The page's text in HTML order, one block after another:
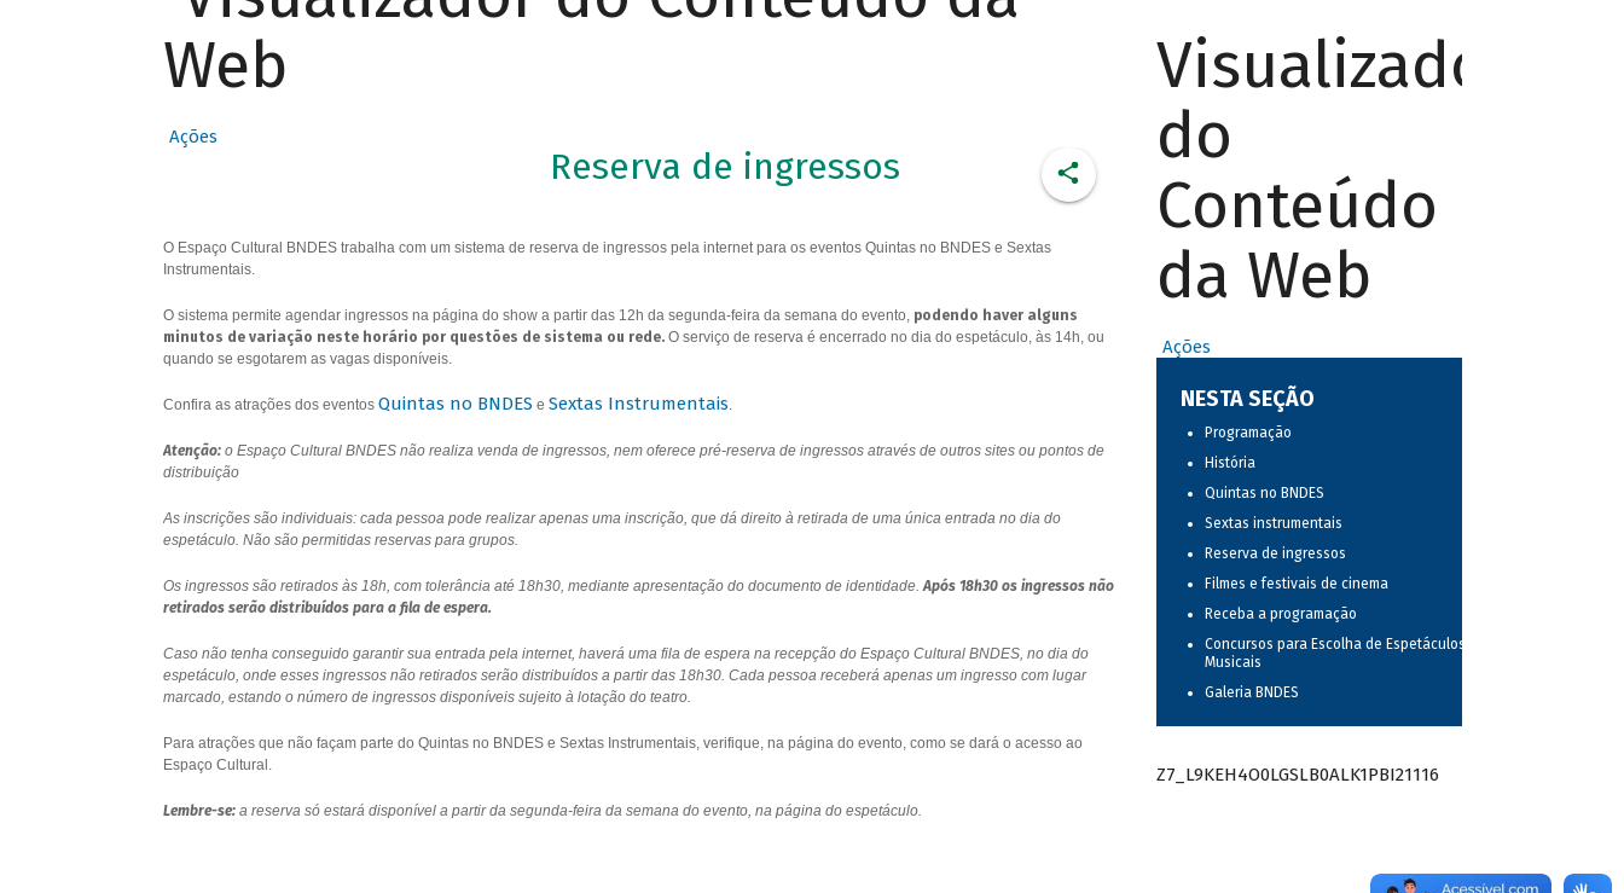
Web
Ações
Reserva de ingressos
O Espaço Cultural BNDES trabalha com um sistema de reserva de ingressos pela internet para os eventos Quintas no BNDES e Sextas
Instrumentais.
O sistema permite agendar ingressos na página do show a partir das 12h da segunda-feira da semana do evento, podendo haver alguns
minutos de variação neste horário por questões de sistema ou rede.O serviço de reserva é encerrado no dia do espetáculo, às 14h, ou
quando se esgotarem as vagas disponíveis.
Confira as atrações dos eventos Quintas no BNDES e Sextas Instrumentais.
Atenção:o Espaço Cultural BNDES não realiza venda de ingressos, nem oferece pré-reserva de ingressos através de outros sites ou pontos de
distribuição
As inscrições são individuais: cada pessoa pode realizar apenas uma inscrição, que dá direito à retirada de uma única entrada no dia do
espetáculo. Não são permitidas reservas para grupos.
Os ingressos são retirados às 18h, com tolerância até 18h30, mediante apresentação do documento de identidade.Após 18h30 os ingressos não
retirados serão distribuídos para a fila de espera.
Caso não tenha conseguido garantir sua entrada pela internet, haverá uma fila de espera na recepção do Espaço Cultural BNDES, no dia do
espetáculo, onde esses ingressos não retirados serão distribuídos a partir das 18h30. Cada pessoa receberá apenas um ingresso com lugar
marcado, estando o número de ingressos disponíveis sujeito à lotação do teatro.
Para atrações que não façam parte do Quintas no BNDES e Sextas Instrumentais, verifique, na página do evento, como se dará o acesso ao
Espaço Cultural.
Lembre-se:a reserva só estará disponível a partir da segunda-feira da semana do evento, na página do espetáculo.
Visualizador
do
Conteúdo
da Web
Ações
NESTA SEÇÃO
Programação
História
Quintas no BNDES
Sextas instrumentais
Reserva de ingressos
Filmes e festivais de cinema
Receba a programação
Concursos para Escolha de Espetáculos
Musicais
Galeria BNDES
Z7_L9KEH4O0LGSLB0ALK1PBI21116